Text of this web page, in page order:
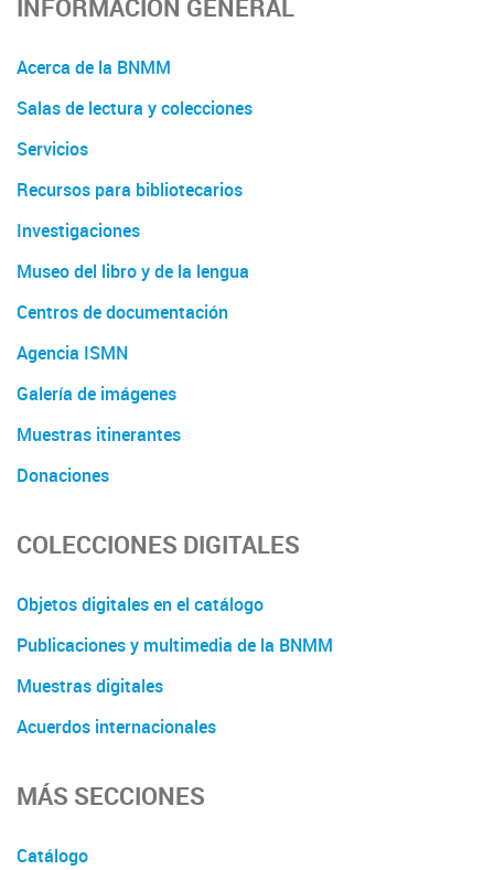
Acerca de la BNMM
Salas de lectura y colecciones
Servicios
Recursos para bibliotecarios
Investigaciones
Museo del libro y de la lengua
Centros de documentación
Agencia ISMN
Galería de imágenes
Muestras itinerantes
Donaciones
COLECCIONES DIGITALES
Objetos digitales en el catálogo
Publicaciones y multimedia de la BNMM
Muestras digitales
Acuerdos internacionales
MÁS SECCIONES
Catálogo